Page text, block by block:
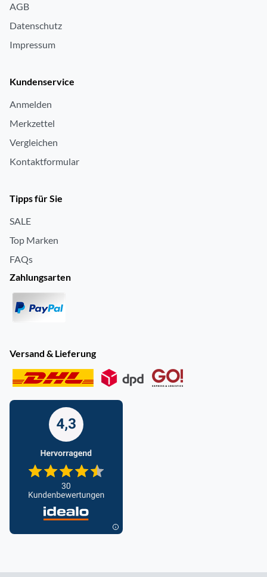
AGB
Datenschutz
Impressum
Kundenservice
Anmelden
Merkzettel
Vergleichen
Kontaktformular
Tipps für Sie
SALE
Top Marken
FAQs
Zahlungsarten
Versand & Lieferung